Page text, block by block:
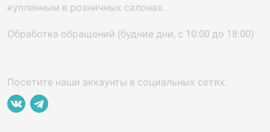
купленным в розничных салонах.
Обработка обращений (будние дни, с 10:00 до 18:00)
Посетите наши аккаунты в социальных сетях: